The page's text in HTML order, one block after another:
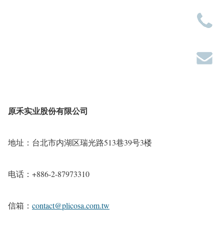
原禾实业股份有限公司
地址：台北市内湖区瑞光路513巷39号3楼
电话：+886-2-87973310
信箱： contact@plicosa.com.tw